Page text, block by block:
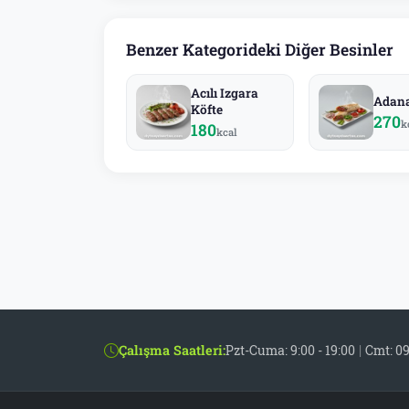
Benzer Kategorideki Diğer Besinler
Acılı Izgara
Köfte
180kcal 270
Çalışma Saatleri:Pzt-Cuma: 9:00 - 19:00 | Cmt: